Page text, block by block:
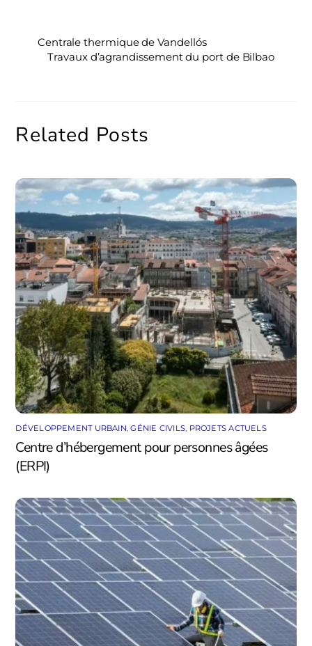
Centrale thermique de Vandellós
Travaux d’agrandissement du port de Bilbao
Related Posts
DÉVELOPPEMENT URBAIN ,GÉNIE CIVILS PROJETS ACTUELS
Centre d’hébergement pour personnes âgées
(ERPI)